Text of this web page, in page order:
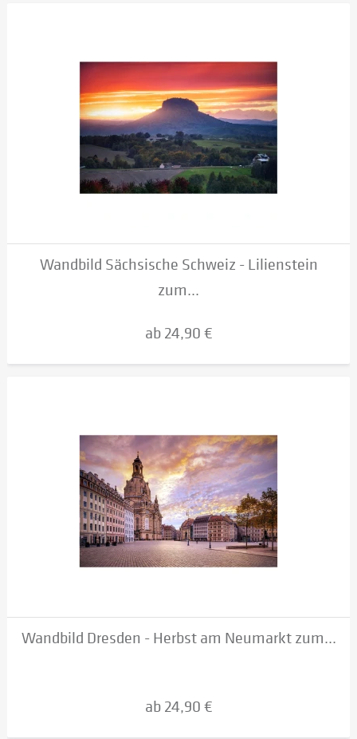
Wandbild Sächsische Schweiz - Lilienstein
zum...
ab 24,90 €
Wandbild Dresden - Herbst am Neumarkt zum...
ab 24,90 €